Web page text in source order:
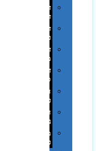
דפוס
דיגיטלי
דפוס
טמפון
דפוס
משי
דפוס
סובלימציה
הדפס
פרוצס
חריטה
בלייזר
מהו
פנטון?